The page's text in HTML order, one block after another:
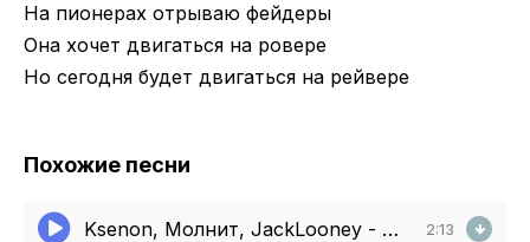
На пионерах отрываю фейдеры
Она хочет двигаться на ровере
Но сегодня будет двигаться на рейвере
Похожие песни
Ksenon, Молнит, JackLooney - Любовь и
2:13